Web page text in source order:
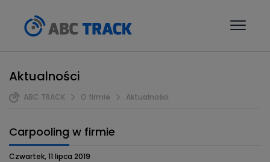
Aktualności
ABC TRACK O firmie Aktualności
Carpooling w firmie
Czwartek, 11 lipca 2019